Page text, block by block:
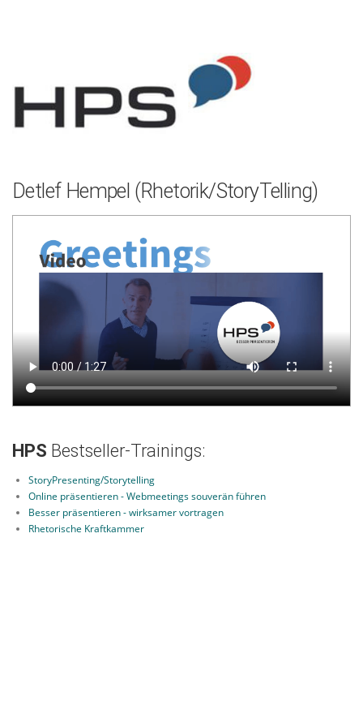
Detlef Hempel (Rhetorik/StoryTelling)
HPS Bestseller-Trainings:
StoryPresenting/Storytelling
Online präsentieren - Webmeetings souverän führen
Besser präsentieren - wirksamer vortragen
Rhetorische Kraftkammer